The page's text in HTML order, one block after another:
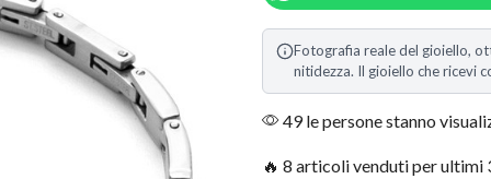
Fotografia reale del gioiello,
nitidezza. Il gioiello che ricevi
49 le persone stanno
🔥 8 articoli venduti per ultimi